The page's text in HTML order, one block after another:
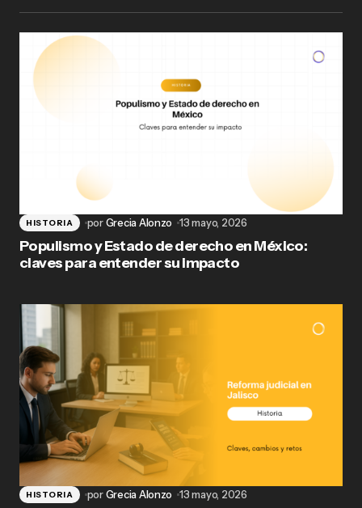
HISTORIA porGrecia Alonzo 13 mayo, 2026
Populismo y Estado de derecho en México:
claves para entender su impacto
HISTORIA porGrecia Alonzo 13 mayo, 2026